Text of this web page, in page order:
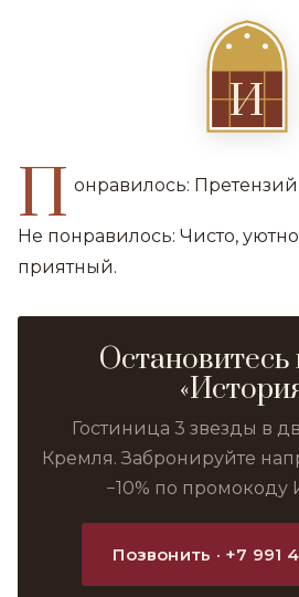
И
П онравилось: Претензий
Не понравилось: Чисто,
приятный.
Остановитесь
Гостиница 3 звезды в
Кремля. Забронируйте
−10% по
Позвонить · +7 991